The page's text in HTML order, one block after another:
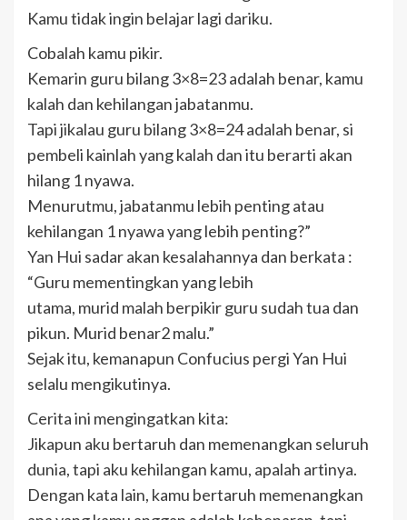
Kamu tidak ingin belajar lagi dariku.
Cobalah kamu pikir.
Kemarin guru bilang 3×8=23 adalah benar, kamu
kalah dan kehilangan jabatanmu.
Tapi jikalau guru bilang 3×8=24 adalah benar, si
pembeli kainlah yang kalah dan itu berarti akan
hilang 1 nyawa.
Menurutmu, jabatanmu lebih penting atau
kehilangan 1 nyawa yang lebih penting?”
Yan Hui sadar akan kesalahannya dan berkata :
“Guru mementingkan yang lebih
utama, murid malah berpikir guru sudah tua dan
pikun. Murid benar2 malu.”
Sejak itu, kemanapun Confucius pergi Yan Hui
selalu mengikutinya.
Cerita ini mengingatkan kita:
Jikapun aku bertaruh dan memenangkan seluruh
dunia, tapi aku kehilangan kamu, apalah artinya.
Dengan kata lain, kamu bertaruh memenangkan